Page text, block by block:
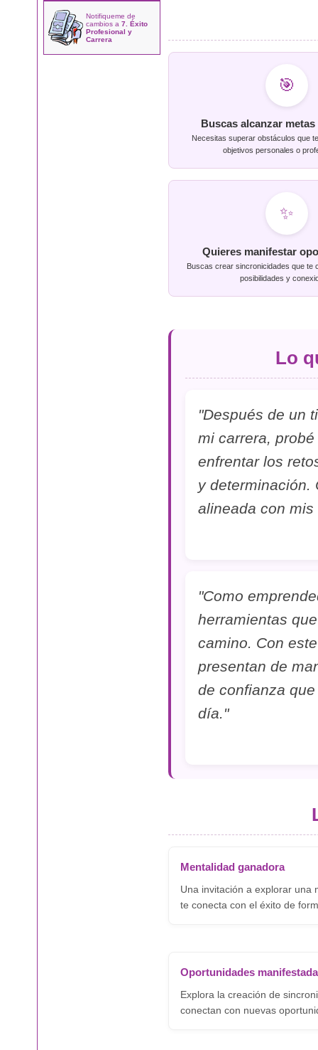
Notifiqueme de
cambios a 7. Éxito
Profesional y
Carrera
🎯
Buscas alcanzar
Necesitas superar obstáculos que
objetivos personales o
✨
Quieres manifestar
Buscas crear sincronicidades que te
posibilidades y
Lo
"Después de un
mi carrera,
enfrentar los
y determinación.
alineada con
"Como
herramientas
camino. Con
presentan de
de confianza
día."
Mentalidad ganadora
Una invitación a explorar una
te conecta con el éxito de
Oportunidades
Explora la creación de
conectan con nuevas